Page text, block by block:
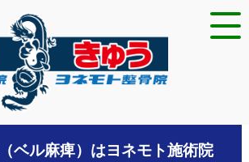
ベル麻痺）はヨネモト施術院